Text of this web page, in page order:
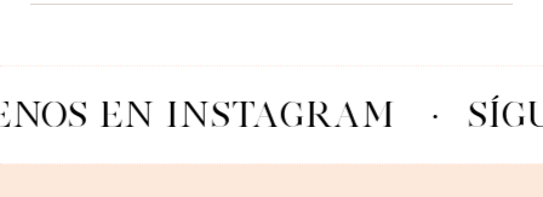
EN INSTAGRAM ·